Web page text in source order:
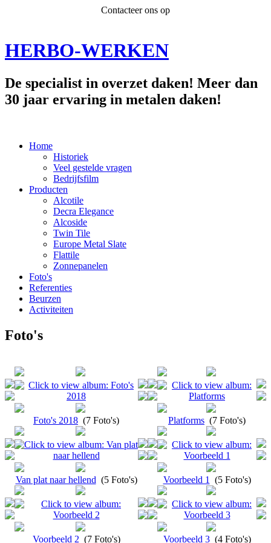
Contacteer ons op
HERBO-WERKEN
De specialist in overzet daken! Meer dan
30 jaar ervaring in metalen daken!
Home
Historiek
Veel gestelde vragen
Bedrijfsfilm
Producten
Alcotile
Decra Elegance
Alcoside
Twin Tile
Europe Metal Slate
Flattile
Zonnepanelen
Foto's
Referenties
Beurzen
Activiteiten
Foto's
Foto's 2018 (7 Foto's) Platforms (7 Foto's)
Van plat naar hellend (5 Foto's) Voorbeeld 1 (5 Foto's)
Voorbeeld 2 (7 Foto's) Voorbeeld 3 (4 Foto's)